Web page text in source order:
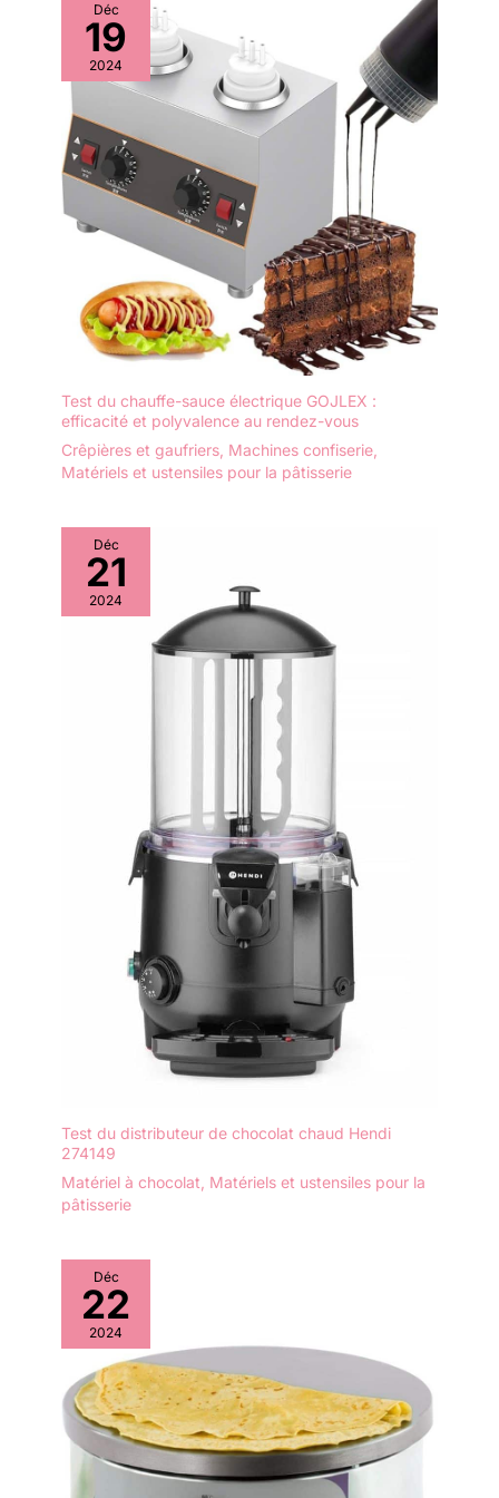
Fonctionne avec les
Bonbons à Votre Goût :
Cet appareil barbe à
papa vous permet
d'utiliser les sucres
traditionnels, les sucres
de lait, les cubes de fruits
ou n'importe lequel de
vos bonbons durs
préférés pour fabriquer
de délicieuses barbes à
papa. De taille compacte,
il peut être utilisé sur un
comptoir, parfait pour les
carnavals, les festivals,
les événements sportifs.
Déc
19
2024
Test du chauffe-sauce électrique GOJLEX :
efficacité et polyvalence au rendez-vous
Crêpières et gaufriers Machines confiserie
Matériels et ustensiles pour la pâtisserie
Déc
21
2024
Test du distributeur de chocolat chaud Hendi
274149
Matériel à chocolat Matériels et ustensiles pour la
pâtisserie
Déc
22
2024